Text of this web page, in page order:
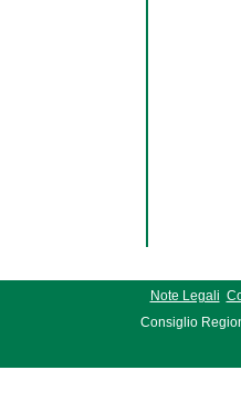
Note Legali
Consiglio